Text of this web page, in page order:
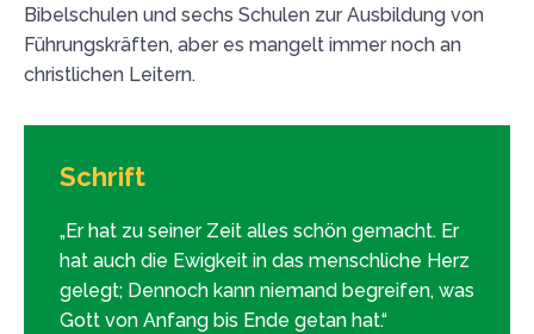
Bibelschulen und sechs Schulen zur Ausbildung von
Führungskräften, aber es mangelt immer noch an
christlichen Leitern.
Schrift
„Er hat zu seiner Zeit alles schön gemacht. Er
hat auch die Ewigkeit in das menschliche Herz
gelegt; Dennoch kann niemand begreifen, was
Gott von Anfang bis Ende getan hat.“